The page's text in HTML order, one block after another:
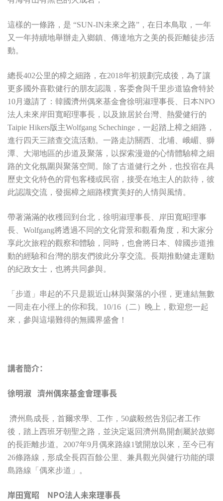
這樣的一條路，是 “SUN-IN未來之路”，在日本鳥取，一年
又一年持續地舉辦走入鄉鎮、傳達地方之美的長距離徒步活
動。
總長402公里的樟之細路，在2018年初規劃完成後，為了讓
更多國外喜歡健行的朋友認識，客委會與千里步道協會特於
10月邀請了：韓國濟州偶來基金會徐明淑理事長、日本NPO
法人未來岸田寬昭理事長，以及旅居於台灣、熱愛健行的
Taipie Hikers版主Wolfgang Schechinge，一起踏上樟之細路，
進行四天三踏查交流活動。一路走訪關西、北埔、峨嵋、獅
潭、大湖地區的步道及聚落，以探索漫遊的心情體驗樟之細
路的文化氛圍與聚落空間。除了古道健行之外，也投宿在具
歷史文化特色的背包客棧或民宿，接受在地主人的款待，彼
此認識交流，發掘樟之細路樸實美好的人情與風情。
帶著滿滿的收穫回到台北，徐明淑理事長、岸田寬昭理事
長、Wolfgang將透過不同的文化背景和觀看角度，和大家分
享此次旅程的觀察和體驗，同時，也會將日本、韓國步道推
動的經驗和台灣的朋友們彼此分享交流。長期推動健走運動
的紀政女士，也將共同參與。
「步道」串起的不只是親近山林與聚落的小徑，更連結無數
一同走在小徑上的你和我。10/16（二）晚上，歡迎您一起
來，參與這場難得的無國界盛會！
講者簡介：
徐明淑 濟州偶來基金會理事長
濟州島成長，首爾求學、工作，50歲毅然告別記者工作
後，踏上西班牙朝聖之路，並決定返回濟州島開創屬於故鄉
的長距離步道。2007年9月偶來路線1號開放以來，至今已有
26條路線，形成全長四百餘公里、兼具觀光與健行功能的環
島路線「偶來步道」。
岸田寬昭 NPO法人未來理事長